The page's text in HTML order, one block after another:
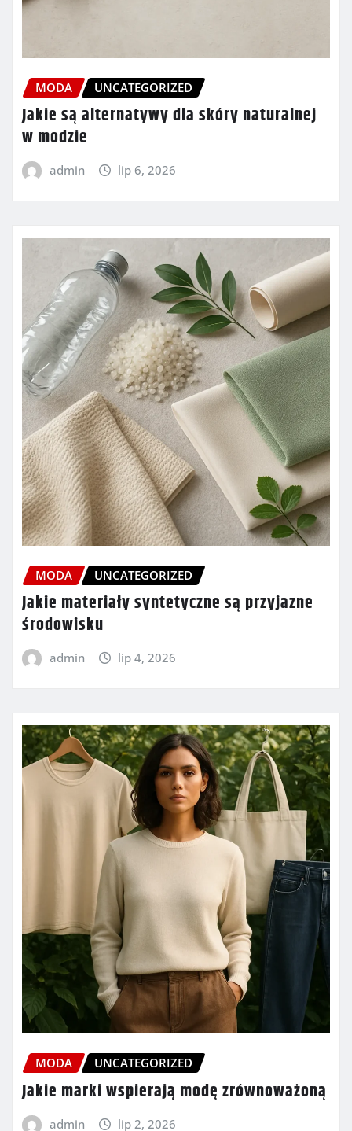
MODA UNCATEGORIZED
Jakie są alternatywy dla skóry naturalnej
w modzie
admin lip 6, 2026
MODA UNCATEGORIZED
Jakie materiały syntetyczne są przyjazne
środowisku
admin lip 4, 2026
MODA UNCATEGORIZED
Jakie marki wspierają modę zrównoważoną
admin lip 2, 2026